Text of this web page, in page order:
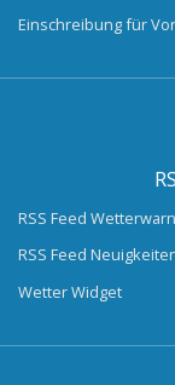
Einschreibung für
RSS Feed
RSS Feed
Wetter Widget